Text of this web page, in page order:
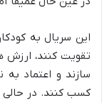
این سریال به
تقویت کنند، ارزش
سازند و اعتماد
کسب کنند. در حالی